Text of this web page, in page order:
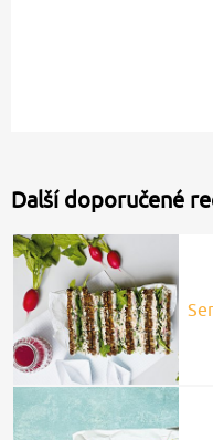
Další doporučené